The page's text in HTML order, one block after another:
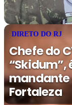
DIRETO DO RJ
Chefe do
mandante
Fortaleza